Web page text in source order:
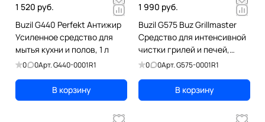
1 520 руб.
Buzil G440 Perfekt Антижир
Усиленное средство для
мытья кухни и полов, 1 л
0 0Арт.G440-0001R1
В корзину
1 990 руб.
Buzil G575 Buz Grillmaster
Средство для интенсивной
чистки грилей и печей,
духовок, 1 л
0 0Арт.G575-0001R1
В корзину